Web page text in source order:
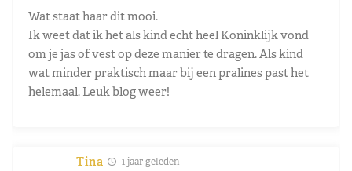
Wat staat haar dit mooi.
Ik weet dat ik het als kind echt heel Koninklijk vond
om je jas of vest op deze manier te dragen. Als kind
wat minder praktisch maar bij een pralines past het
helemaal. Leuk blog weer!
Tina 1 jaar geleden